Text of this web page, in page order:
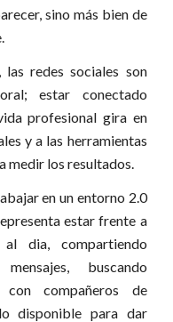
sino más bien de
redes sociales son
estar conectado
profesional gira en
y a las herramientas
medir los resultados.
en un entorno 2.0
estar frente a
dia, compartiendo
buscando
con compañeros de
disponible para dar